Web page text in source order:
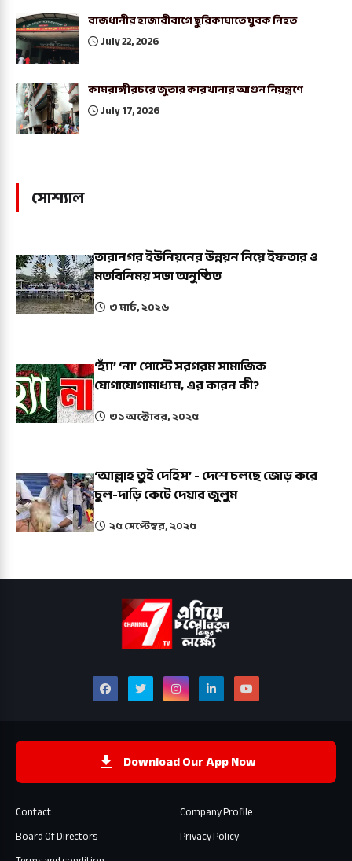
রাজধানীর হাজারীবাগে ছুরিকাঘাতে যুবক নিহত
July 22, 2026
কামরাঙ্গীরচরে জুতার কারখানার আগুন নিয়ন্ত্রণে
July 17, 2026
সোশ্যাল
তারানগর ইউনিয়নের উন্নয়ন নিয়ে ইফতার ও
মতবিনিময় সভা অনুষ্ঠিত
৩ মার্চ, ২০২৬
‘হ্যাঁ’ ‘না’ পোস্টে সরগরম সামাজিক
যোগাযোগামাধ্যম, এর কারন কী?
৩১ অক্টোবর, ২০২৫
‘আল্লাহ তুই দেহিস’ - দেশে চলছে জোড় করে
চুল-দাড়ি কেটে দেয়ার জুলুম
২৫ সেপ্টেম্বর, ২০২৫
Download Our App Now
Contact
Company Profile
Board Of Directors
Privacy Policy